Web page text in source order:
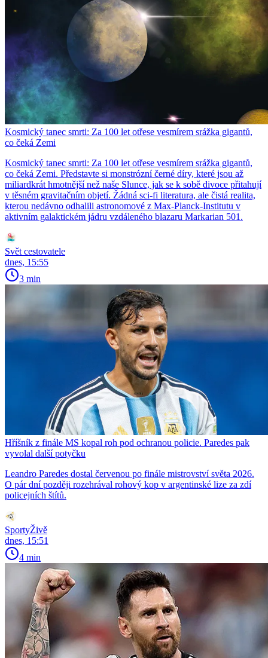
Kosmický tanec smrti: Za 100 let otřese vesmírem srážka gigantů,
co čeká Zemi
Kosmický tanec smrti: Za 100 let otřese vesmírem srážka gigantů,
co čeká Zemi. Představte si monstrózní černé díry, které jsou až
miliardkrát hmotnější než naše Slunce, jak se k sobě divoce přitahují
v těsném gravitačním objetí. Žádná sci-fi literatura, ale čistá realita,
kterou nedávno odhalili astronomové z Max-Planck-Institutu v
aktivním galaktickém jádru vzdáleného blazaru Markarian 501.
Svět cestovatele
dnes, 15:55
3 min
Hříšník z finále MS kopal roh pod ochranou policie. Paredes pak
vyvolal další potyčku
Leandro Paredes dostal červenou po finále mistrovství světa 2026.
O pár dní později rozehrával rohový kop v argentinské lize za zdí
policejních štítů.
SportyŽivě
dnes, 15:51
4 min